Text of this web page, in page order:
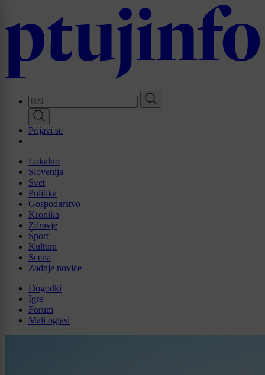
main
Prijavi se
Lokalno
Slovenija
Svet
Politika
Gospodarstvo
Kronika
Zdravje
Šport
Kultura
Scena
Zadnje novice
Dogodki
Igre
Forum
Mali oglasi